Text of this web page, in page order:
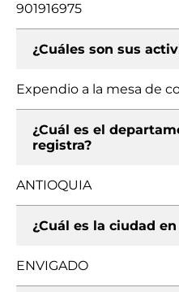
901916975
¿Cuáles son sus
Expendio a la mesa de
¿Cuál es el
registra?
ANTIOQUIA
¿Cuál es la ciudad
ENVIGADO